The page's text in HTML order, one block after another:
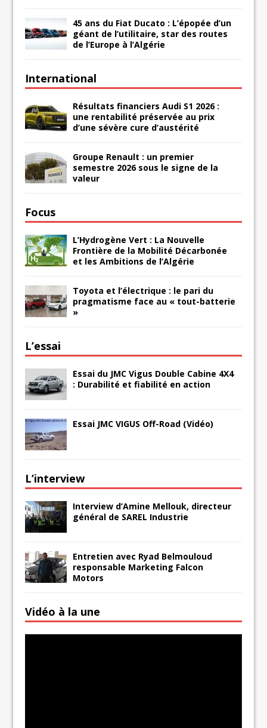
45 ans du Fiat Ducato : L’épopée d’un
géant de l’utilitaire, star des routes
de l’Europe à l’Algérie
International
Résultats financiers Audi S1 2026 :
une rentabilité préservée au prix
d’une sévère cure d’austérité
Groupe Renault : un premier
semestre 2026 sous le signe de la
valeur
Focus
L’Hydrogène Vert : La Nouvelle
Frontière de la Mobilité Décarbonée
et les Ambitions de l’Algérie
Toyota et l’électrique : le pari du
pragmatisme face au « tout-batterie
»
L’essai
Essai du JMC Vigus Double Cabine 4X4
: Durabilité et fiabilité en action
Essai JMC VIGUS Off-Road (Vidéo)
L’interview
Interview d’Amine Mellouk, directeur
général de SAREL Industrie
Entretien avec Ryad Belmouloud
responsable Marketing Falcon
Motors
Vidéo à la une